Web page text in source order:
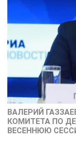
ВАЛЕРИЙ
КОМИТЕТА ПО
ВЕСЕННЮЮ